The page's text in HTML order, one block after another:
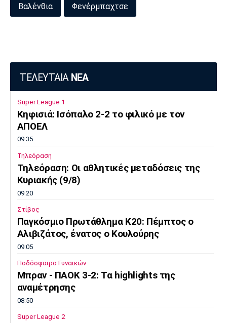
Βαλένθια Φενέρμπαχτσε
ΤΕΛΕΥΤΑΙΑ ΝΕΑ
Super League 1
Κηφισιά: Ισόπαλο 2-2 το φιλικό με τον
ΑΠΟΕΛ
09:35
Τηλεόραση
Τηλεόραση: Οι αθλητικές μεταδόσεις της
Κυριακής (9/8)
09:20
Στίβος
Παγκόσμιο Πρωτάθλημα Κ20: Πέμπτος ο
Αλιβιζάτος, ένατος ο Κουλούρης
09:05
Ποδόσφαιρο Γυναικών
Μπραν - ΠΑΟΚ 3-2: Τα highlights της
αναμέτρησης
08:50
Super League 2